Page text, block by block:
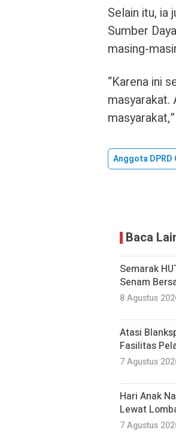
Selain itu, ia
Sumber
masing-
“Karena ini
masyarakat.
Anggota
Baca
Semarak
Senam
8 Agustus
Atasi
Fasilitas
7 Agustus
Hari Anak
Lewat
7 Agustus